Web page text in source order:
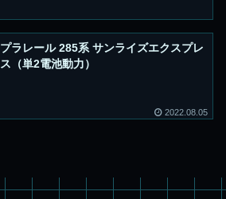
プラレール 285系 サンライズエクスプレ
ス（単2電池動力）
2022.08.05